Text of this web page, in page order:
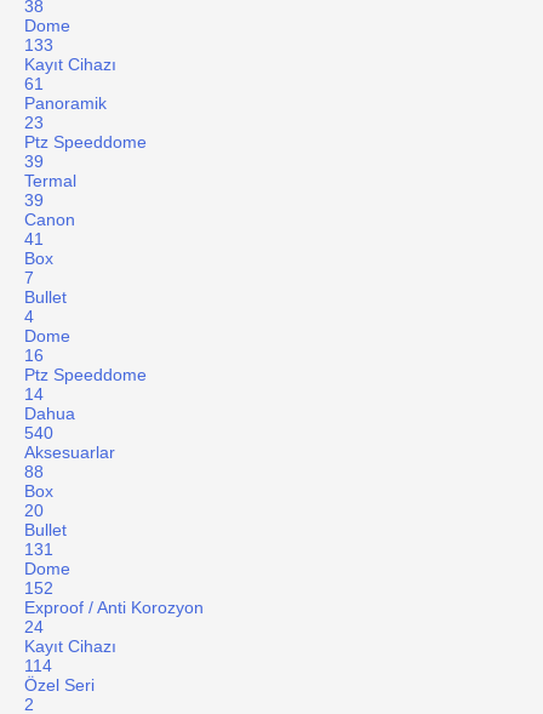
38
Dome
133
Kayıt Cihazı
61
Panoramik
23
Ptz Speeddome
39
Termal
39
Canon
41
Box
7
Bullet
4
Dome
16
Ptz Speeddome
14
Dahua
540
Aksesuarlar
88
Box
20
Bullet
131
Dome
152
Exproof / Anti Korozyon
24
Kayıt Cihazı
114
Özel Seri
2